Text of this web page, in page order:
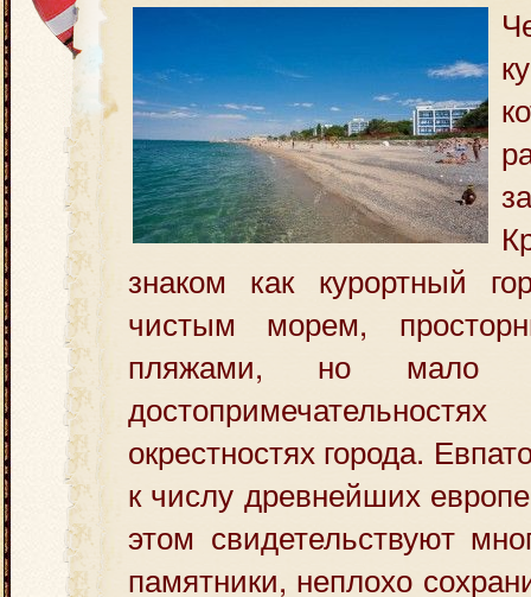
знаком как курортный
чистым морем,
пляжами, но мало
окрестностях города.
к числу древнейших
этом свидетельствуют
памятники, неплохо